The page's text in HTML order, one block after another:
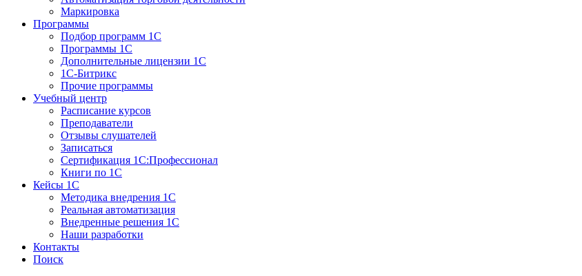
Маркировка
Программы
Подбор программ 1С
Программы 1С
Дополнительные лицензии 1С
1С-Битрикс
Прочие программы
Учебный центр
Расписание курсов
Преподаватели
Отзывы слушателей
Записаться
Сертификация 1С:Профессионал
Книги по 1С
Кейсы 1С
Методика внедрения 1С
Реальная автоматизация
Внедренные решения 1С
Наши разработки
Контакты
Поиск